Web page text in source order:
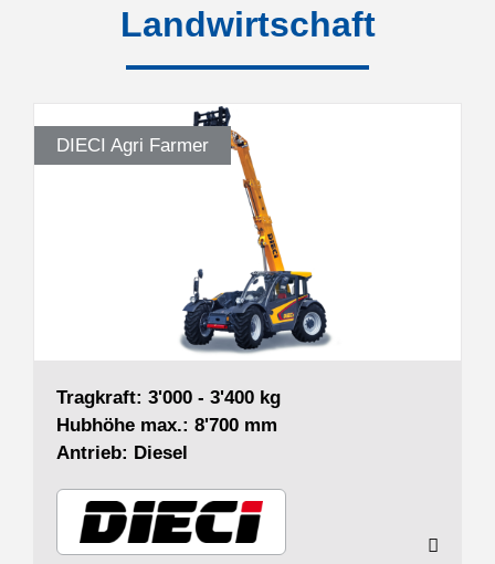
Landwirtschaft
DIECI Agri Farmer
Tragkraft: 3'000 - 3'400 kg
Hubhöhe max.: 8'700 mm
Antrieb: Diesel